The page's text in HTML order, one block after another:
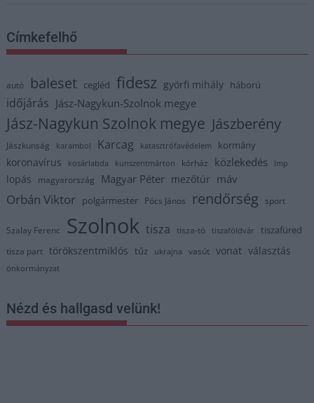
Címkefelhő
autó baleset cegléd fidesz györfi mihály háború
időjárás Jász-Nagykun-Szolnok megye
Jász-Nagykun Szolnok megye Jászberény
Jászkunság karambol Karcag katasztrófavédelem kormány
koronavírus kosárlabda kunszentmárton kórház közlekedés lmp
lopás magyarország Magyar Péter mezőtúr máv
Orbán Viktor polgármester Pócs János rendőrség sport
Szalay Ferenc Szolnok tisza tisza-tó tiszaföldvár tiszafüred
tisza part törökszentmiklós tűz ukrajna vasút vonat választás
önkormányzat
Nézd és hallgasd velünk!